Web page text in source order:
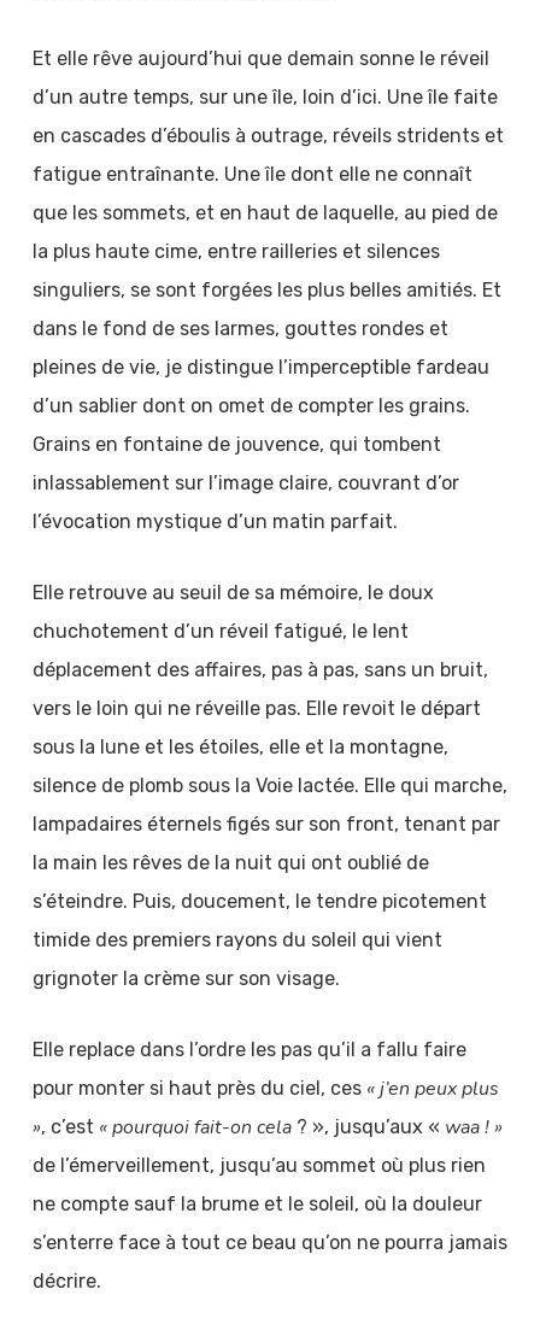
Et elle rêve aujourd’hui que demain sonne le réveil
d’un autre temps, sur une île, loin d’ici. Une île faite
en cascades d’éboulis à outrage, réveils stridents et
fatigue entraînante. Une île dont elle ne connaît
que les sommets, et en haut de laquelle, au pied de
la plus haute cime, entre railleries et silences
singuliers, se sont forgées les plus belles amitiés. Et
dans le fond de ses larmes, gouttes rondes et
pleines de vie, je distingue l’imperceptible fardeau
d’un sablier dont on omet de compter les grains.
Grains en fontaine de jouvence, qui tombent
inlassablement sur l’image claire, couvrant d’or
l’évocation mystique d’un matin parfait.
Elle retrouve au seuil de sa mémoire, le doux
chuchotement d’un réveil fatigué, le lent
déplacement des affaires, pas à pas, sans un bruit,
vers le loin qui ne réveille pas. Elle revoit le départ
sous la lune et les étoiles, elle et la montagne,
silence de plomb sous la Voie lactée. Elle qui marche,
lampadaires éternels figés sur son front, tenant par
la main les rêves de la nuit qui ont oublié de
s’éteindre. Puis, doucement, le tendre picotement
timide des premiers rayons du soleil qui vient
grignoter la crème sur son visage.
Elle replace dans l’ordre les pas qu’il a fallu faire
pour monter si haut près du ciel, ces « j’en peux plus
», c’est « pourquoi fait-on cela? », jusqu’aux « waa ! »
de l’émerveillement, jusqu’au sommet où plus rien
ne compte sauf la brume et le soleil, où la douleur
s’enterre face à tout ce beau qu’on ne pourra jamais
décrire.